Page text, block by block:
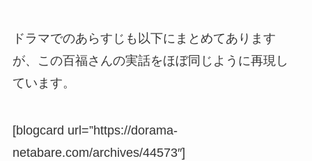
ドラマでのあらすじも以下にまとめてあります
が、この百福さんの実話をほぼ同じように再現し
ています。
[blogcard url=”https://dorama-
netabare.com/archives/44573″]